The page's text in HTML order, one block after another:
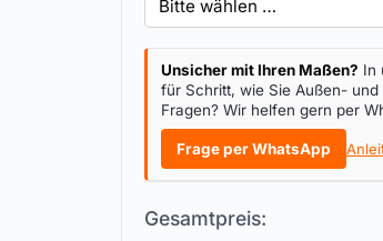
Unsicher mit Ihren Maßen? In
für Schritt, wie Sie Außen-
Fragen? Wir helfen gern per
Frage per WhatsApp
Gesamtpreis: